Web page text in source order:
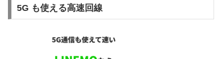
5G も使える高速回線